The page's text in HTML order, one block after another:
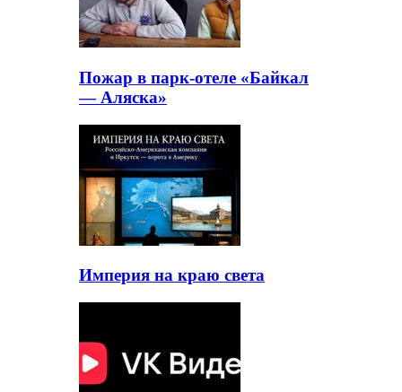
Пожар в парк-отеле «Байкал
— Аляска»
Империя на краю света